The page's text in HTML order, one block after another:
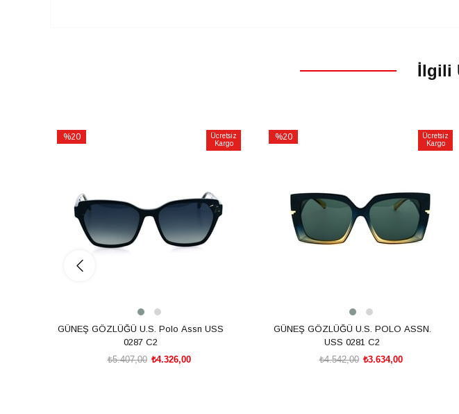
İlgili
%20
Ücretsiz
Kargo
GÜNEŞ GÖZLÜĞÜ U.S. Polo Assn USS
0287 C2
₺4.326,00
₺5.407,00
%20
Ücretsiz
Kargo
GÜNEŞ GÖZLÜĞÜ U.S. POLO ASSN.
USS 0281 C2
₺3.634,00
₺4.542,00